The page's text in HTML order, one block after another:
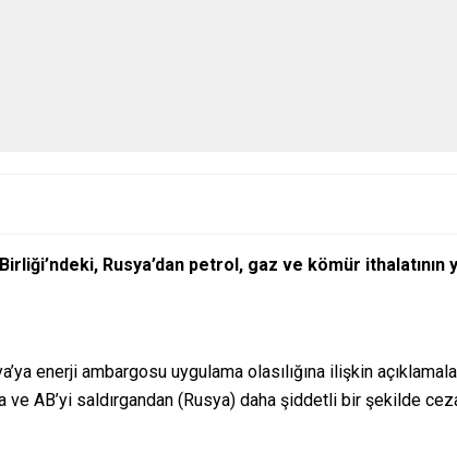
Rusya’dan petrol, gaz ve kömür ithalatının
enerji ambargosu uygulama olasılığına ilişkin
ve AB’yi saldırgandan (Rusya) daha şiddetli bir şekilde